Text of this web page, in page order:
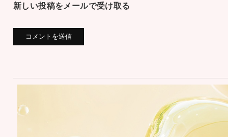
新しい投稿をメールで受け取る